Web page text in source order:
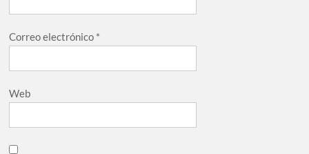
Correo electrónico *
Web